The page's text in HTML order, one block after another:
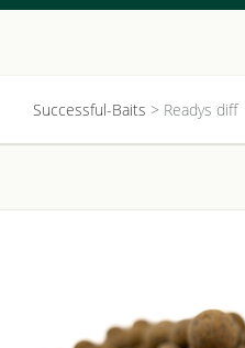
Successful-Baits > Readys diff